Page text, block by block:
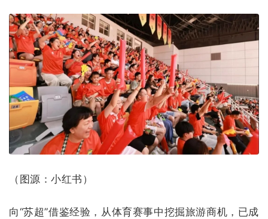
（图源：小红书）
向“苏超”借鉴经验，从体育赛事中挖掘旅游商机，已成